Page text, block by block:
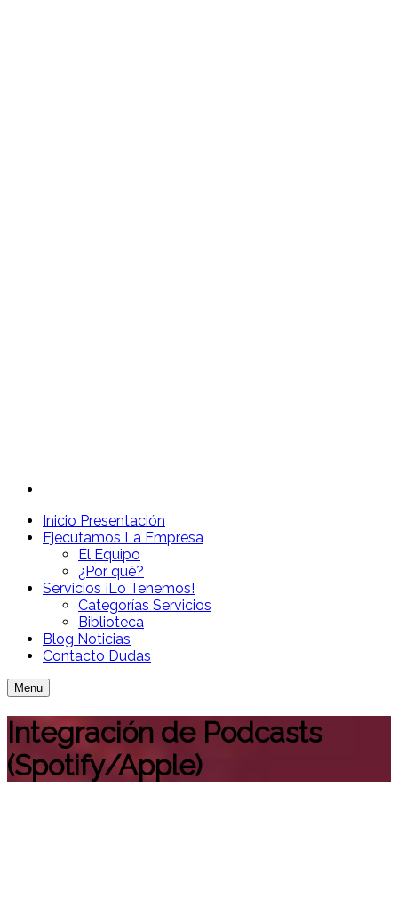
Inicio Presentación
Ejecutamos La Empresa
El Equipo
¿Por qué?
Servicios ¡Lo Tenemos!
Categorías Servicios
Biblioteca
Blog Noticias
Contacto Dudas
Menu
Integración de Podcasts
(Spotify/Apple)